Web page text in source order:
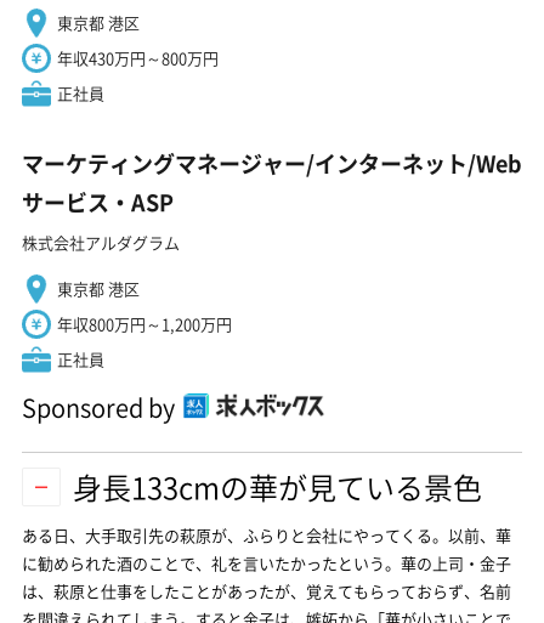
東京都 港区
年収430万円～800万円
正社員
マーケティングマネージャー/インターネット/Web
サービス・ASP
株式会社アルダグラム
東京都 港区
年収800万円～1,200万円
正社員
Sponsored by
身長133cmの華が見ている景色
ある日、大手取引先の萩原が、ふらりと会社にやってくる。以前、華
に勧められた酒のことで、礼を言いたかったという。華の上司・金子
は、萩原と仕事をしたことがあったが、覚えてもらっておらず、名前